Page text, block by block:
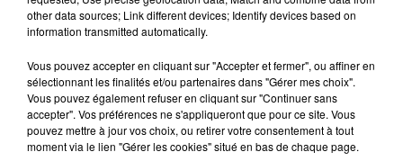
other data sources; Link different devices; Identify devices based on
information transmitted automatically.
Vous pouvez accepter en cliquant sur "Accepter et fermer", ou affiner en
sélectionnant les finalités et/ou partenaires dans "Gérer mes choix".
Vous pouvez également refuser en cliquant sur "Continuer sans
accepter". Vos préférences ne s'appliqueront que pour ce site. Vous
pouvez mettre à jour vos choix, ou retirer votre consentement à tout
moment via le lien "Gérer les cookies" situé en bas de chaque page.